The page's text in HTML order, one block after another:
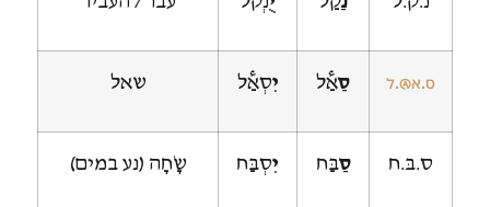
ס.א@.ל סַאַ@ל יִסְאַ@ל שאל
ס.בּ.ח סַבַּח יִסְבַּח שָׂחָה (נע במים)